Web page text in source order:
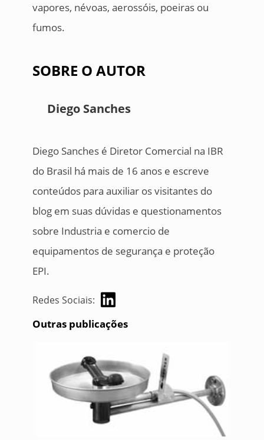
vapores, névoas, aerossóis, poeiras ou
fumos.
SOBRE O AUTOR
Diego Sanches
Diego Sanches é Diretor Comercial na IBR
do Brasil há mais de 16 anos e escreve
conteúdos para auxiliar os visitantes do
blog em suas dúvidas e questionamentos
sobre Industria e comercio de
equipamentos de segurança e proteção
EPI.
Redes Sociais:
Outras publicações